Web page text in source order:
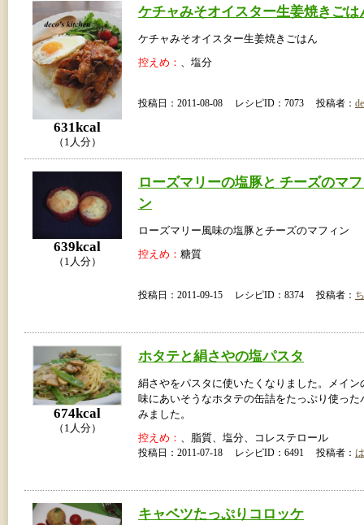
631kcal
（1人分）
ケチャみそオイスター生姜焼きごは
ケチャみそオイスター生姜焼きごはん
控えめ： 、塩分
投稿日：2011-08-08 レシピID：7073 投稿者：
639kcal
（1人分）
ローズマリーの塩豚と チーズのマ
ン
ローズマリー風味の塩豚とチーズのマフィン
控えめ： 糖質
投稿日：2011-09-15 レシピID：8374 投稿者：
674kcal
（1人分）
ホタテと絹さやの塩パスタ
絹さやをパスタに使いたくなりました。メイン
味にあいそうなホタテの缶詰をたっぷり使った
みました。
控えめ： 、脂質、塩分、コレステロール
投稿日：2011-07-18 レシピID：6491 投稿者：
キャベツたっぷりコロッケ